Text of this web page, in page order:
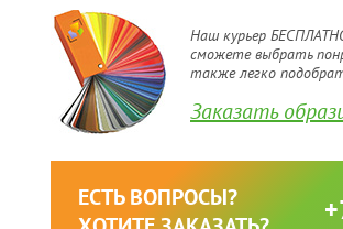
Наш курьер
сможете выбрать
также легко
Заказать
ЕСТЬ ВОПРОСЫ?